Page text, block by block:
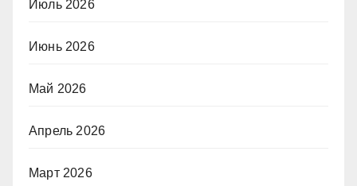
Июль 2026
Июнь 2026
Май 2026
Апрель 2026
Март 2026